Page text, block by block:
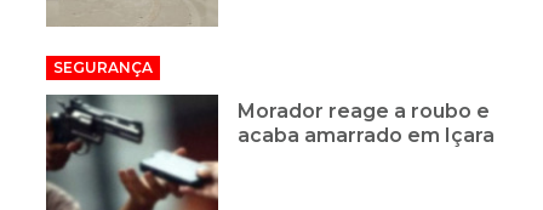
SEGURANÇA
Morador reage a roubo e
acaba amarrado em Içara